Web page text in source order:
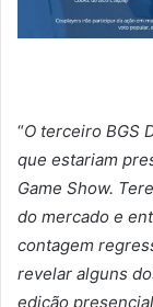
“O terceiro BGS
que estariam
Game Show.
do mercado e
contagem
revelar alguns
edição